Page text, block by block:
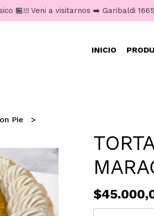
🏪!!! Veni a visitarnos ➡️ Garibaldi
INICIO
Pie